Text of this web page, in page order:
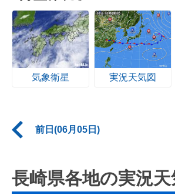
気象衛星 実況天気図
前日(06月05日)
長崎県各地の実況天